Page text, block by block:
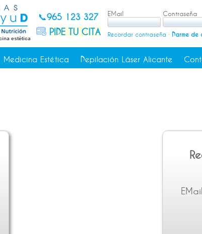
📞965 123 327
PIDE TU CITA
EMail Contraseña
Recordar contraseña · Darme de
Medicina Estética Depilación Láser Alicante
EMail